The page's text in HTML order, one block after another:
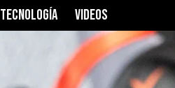
TECNOLOGÍA VIDEOS